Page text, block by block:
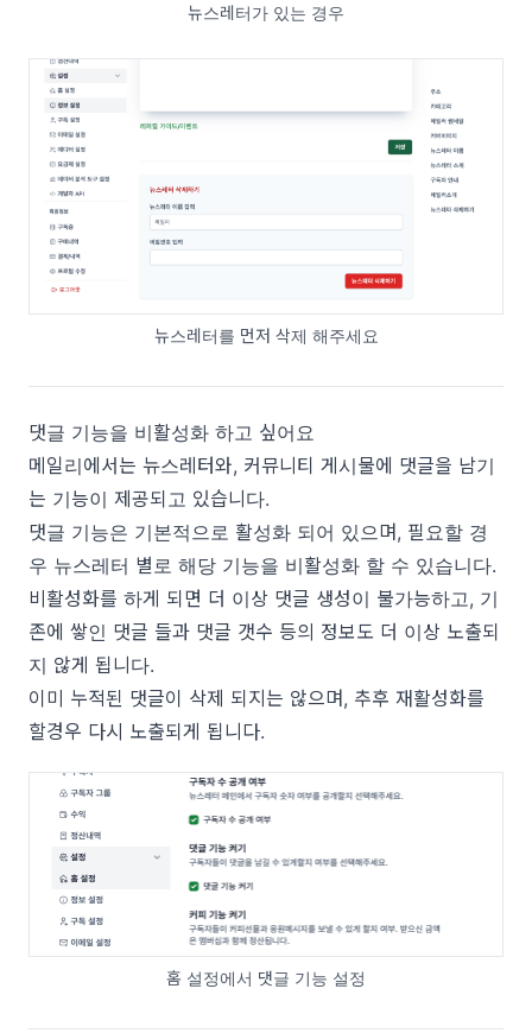
뉴스레터가 있는 경우
뉴스레터를 먼저 삭제 해주세요
댓글 기능을 비활성화 하고 싶어요
메일리에서는 뉴스레터와, 커뮤니티 게시물에 댓글을 남기
는 기능이 제공되고 있습니다.
댓글 기능은 기본적으로 활성화 되어 있으며, 필요할 경
우 뉴스레터 별로 해당 기능을 비활성화 할 수 있습니다.
비활성화를 하게 되면 더 이상 댓글 생성이 불가능하고, 기
존에 쌓인 댓글 들과 댓글 갯수 등의 정보도 더 이상 노출되
지 않게 됩니다.
이미 누적된 댓글이 삭제 되지는 않으며, 추후 재활성화를
할경우 다시 노출되게 됩니다.
홈 설정에서 댓글 기능 설정